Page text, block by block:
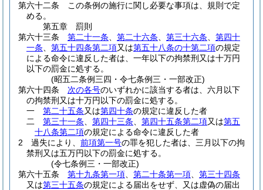
第六十二条
この条例の施行に関し必要な事項は、規則で定
める。
第五章
罰則
第六十三条
第二十一条 第二十六条 第三十六条
第四十
一条
第五十四条第二項又は第五十八条の十第二項の規定
による命令に違反した者は、一年以下の拘禁刑又は十万円
以下の罰金に処する。
(昭五二条例三四・令七条例三・一部改正)
第六十四条
次の各号のいずれかに該当する者は、六月以下
の拘禁刑又は十万円以下の罰金に処する。
一
第二十五条又は第四十条の規定に違反した者
二
第三十一条 第四十三条 第四十五条第二項又は第五
十八条第二項の規定による命令に違反した者
2
過失により、 前項第一号の罪を犯した者は、三月以下の拘
禁刑又は五万円以下の罰金に処する。
(令七条例三・一部改正)
第六十五条
第十九条第一項 第二十条第一項
第三十四条
又は第三十五条の規定による届出をせず、又は虚偽の届出